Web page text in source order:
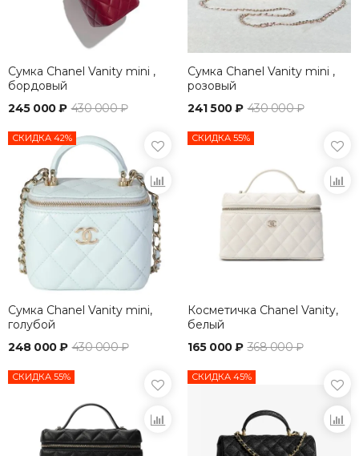
Сумка Chanel Vanity mini ,
бордовый
245 000 ₽ 430 000 ₽
Сумка Chanel Vanity mini ,
розовый
241 500 ₽ 430 000 ₽
СКИДКА 42%
Сумка Chanel Vanity mini,
голубой
248 000 ₽ 430 000 ₽
СКИДКА 55%
Косметичка Chanel Vanity,
белый
165 000 ₽ 368 000 ₽
СКИДКА 55% СКИДКА 45%